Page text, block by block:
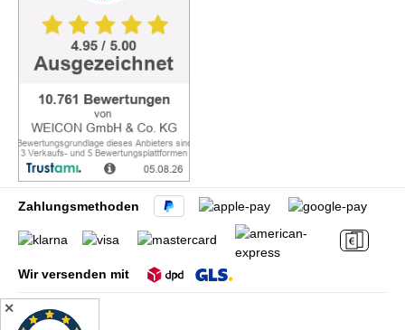
Zahlungsmethoden
Wir versenden mit
✕